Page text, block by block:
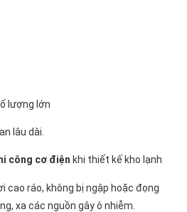
lượng lớn
lâu dài.
công cơ điện khi thiết kế kho lạnh
cao ráo, không bị ngập hoặc đọng
xa các nguồn gây ô nhiễm.